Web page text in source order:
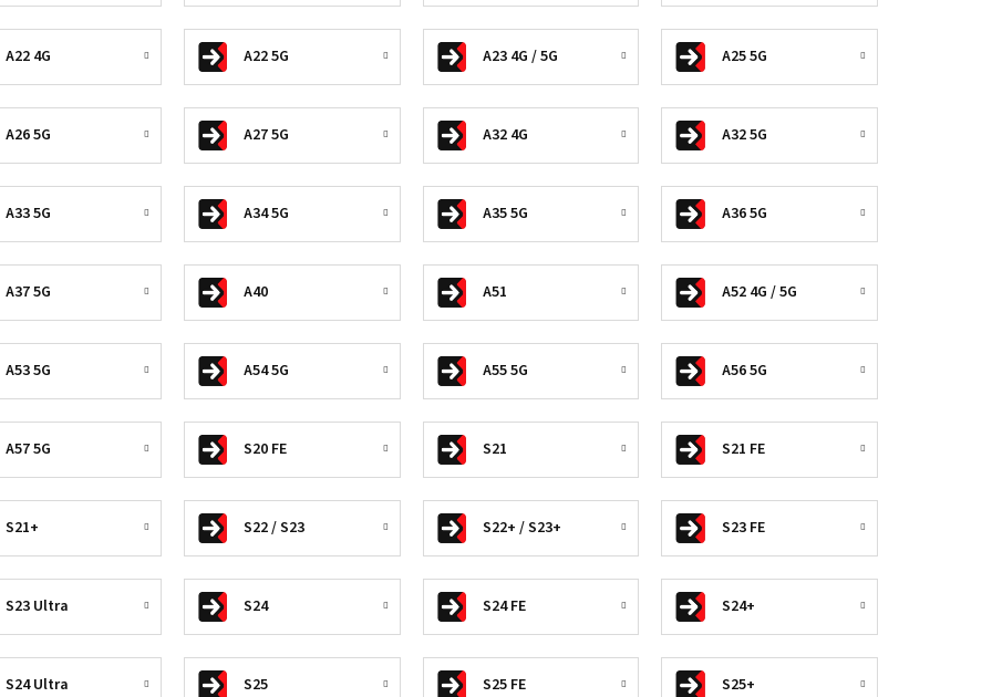
A22 4G A22 5G A23 4G / 5G A25 5G
A26 5G A27 5G A32 4G A32 5G
A33 5G A34 5G A35 5G A36 5G
A37 5G A40 A51 A52 4G / 5G
A53 5G A54 5G A55 5G A56 5G
A57 5G S20 FE S21 S21 FE
S21+ S22 / S23 S22+ / S23+ S23 FE
S23 Ultra S24 S24 FE S24+
S24 Ultra S25 S25 FE S25+